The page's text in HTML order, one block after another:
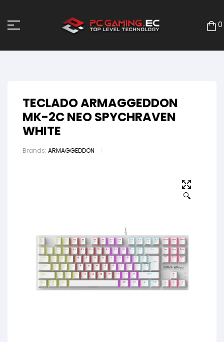
0
TECLADO ARMAGGEDDON
MK-2C NEO SPYCHRAVEN
WHITE
Brands: ARMAGGEDDON
🔍